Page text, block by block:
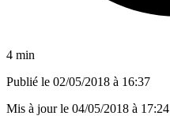
4 min
Publié le 02/05/2018 à 16:37
Mis à jour le 04/05/2018 à 17:24